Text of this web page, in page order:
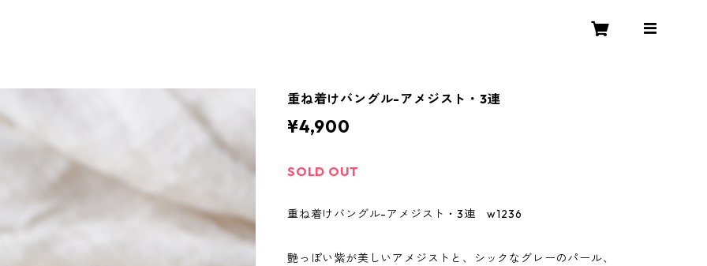
重ね着けバングル-アメジスト・3連
¥4,900
SOLD OUT
重ね着けバングル-アメジスト・3連 w1236
艶っぽい紫が美しいアメジストと、シックなグレーのパール、